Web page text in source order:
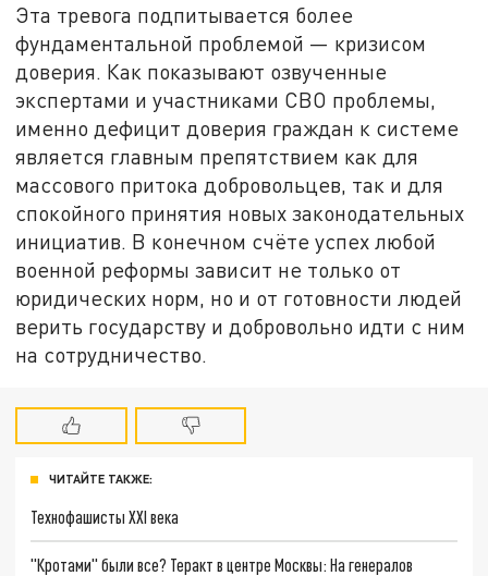
Эта тревога подпитывается более
фундаментальной проблемой — кризисом
доверия. Как показывают озвученные
экспертами и участниками СВО проблемы,
именно дефицит доверия граждан к системе
является главным препятствием как для
массового притока добровольцев, так и для
спокойного принятия новых законодательных
инициатив. В конечном счёте успех любой
военной реформы зависит не только от
юридических норм, но и от готовности людей
верить государству и добровольно идти с ним
на сотрудничество.
ЧИТАЙТЕ ТАКЖЕ:
Технофашисты XXI века
"Кротами" были все? Теракт в центре Москвы: На генералов